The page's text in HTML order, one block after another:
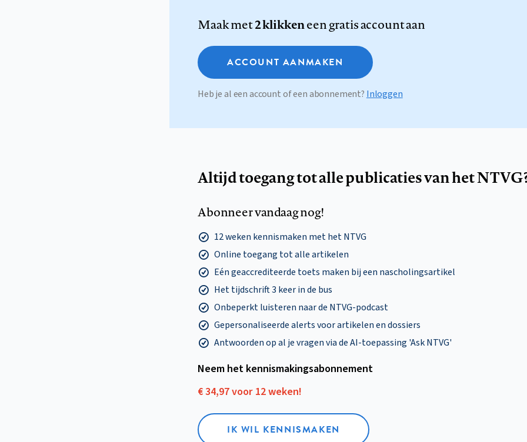
Maak met2 klikkeneen gratis account aan
ACCOUNT AANMAKEN
Heb je al een account of een abonnement? Inloggen
Altijd toegang tot alle publicaties van het
Abonneer vandaag nog!
12 weken kennismaken met het NTVG
Online toegang tot alle artikelen
Eén geaccrediteerde toets maken bij een nascholingsartikel
Het tijdschrift 3 keer in de bus
Onbeperkt luisteren naar de NTVG-podcast
Gepersonaliseerde alerts voor artikelen en dossiers
Antwoorden op al je vragen via de AI-toepassing 'Ask NTVG'
Neem het kennismakings­abonnement
€ 34,97 voor 12 weken!
IK WIL KENNISMAKEN